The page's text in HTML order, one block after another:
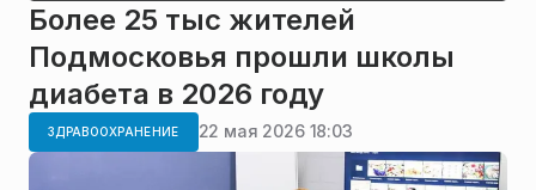
Более 25 тыс жителей
Подмосковья прошли школы
диабета в 2026 году
ЗДРАВООХРАНЕНИЕ 22 мая 2026 18:03